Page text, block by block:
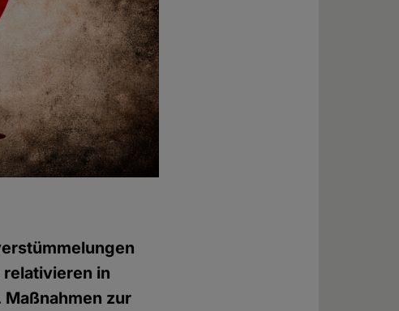
in
Maßnahmen zur